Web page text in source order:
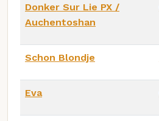
Donker Sur Lie PX /
Auchentoshan
Schon Blondje
Eva